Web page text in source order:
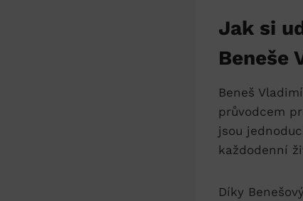
Jak si
Beneše
Beneš
průvodcem
jsou
každodenní
Díky